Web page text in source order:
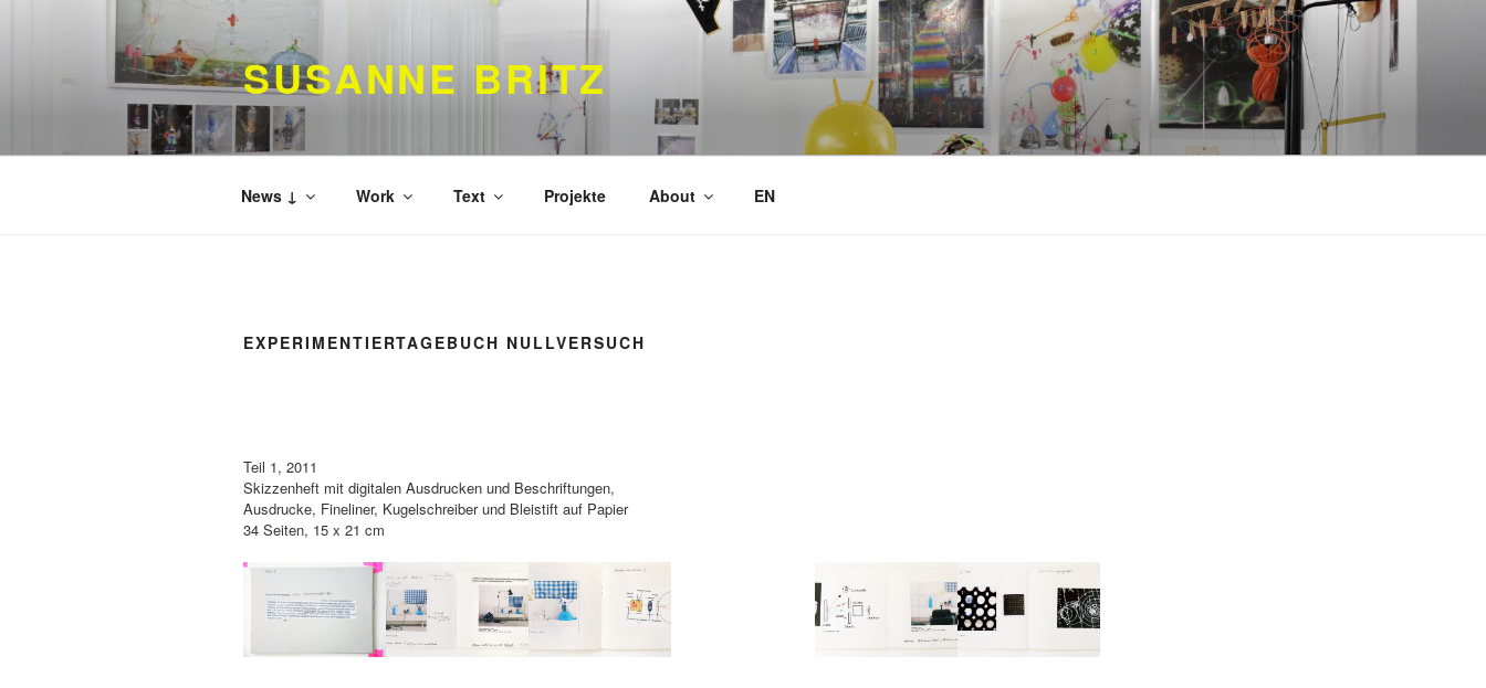
SUSANNE BRITZ
News ↓ Work Text Projekte About EN
EXPERIMENTIERTAGEBUCH NULLVERSUCH
Teil 1, 2011
Skizzenheft mit digitalen Ausdrucken und Beschriftungen,
Ausdrucke, Fineliner, Kugelschreiber und Bleistift auf Papier
34 Seiten, 15 x 21 cm